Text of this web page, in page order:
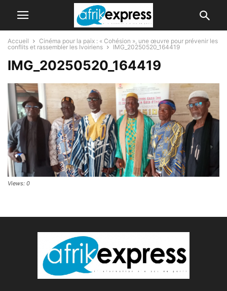
Accueil
Cinéma pour la paix : « Cohésion », une œuvre pour prévenir les
conflits et rassembler les Ivoiriens
IMG_20250520_164419
IMG_20250520_164419
Views: 0